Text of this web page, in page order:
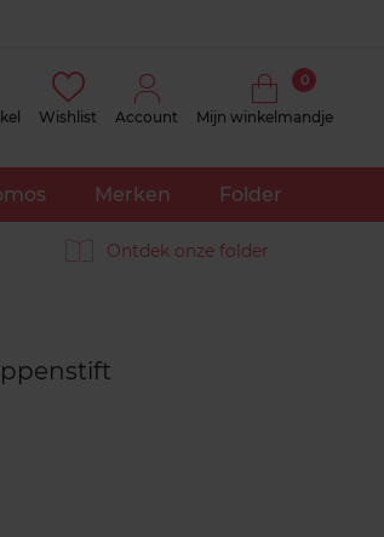
Wishlist Account Mijn winkelmandje
0
Merken Folder
Ontdek onze folder